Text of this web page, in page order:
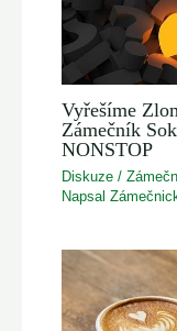
Vyřešíme
Zámečník
NONSTOP
Diskuze /
Napsal